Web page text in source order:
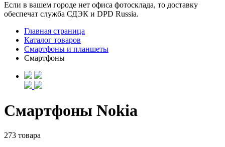
Если в вашем городе нет офиса фотосклада, то доставку
обеспечат служба СДЭК и DPD Russia.
Главная страница
Каталог товаров
Смартфоны и планшеты
Смартфоны
Смартфоны Nokia
273 товара